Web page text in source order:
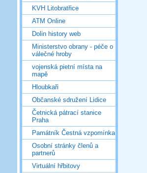
KVH Litobratřice
ATM Online
Dolin history web
Ministerstvo obrany - péče o
válečné hroby
vojenská pietní místa na
mapě
Hloubkaři
Občanské sdružení Lidice
Četnická pátrací stanice
Praha
Památník Čestná vzpomínka
Osobní stránky členů a
partnerů
Virtuální hřbitovy